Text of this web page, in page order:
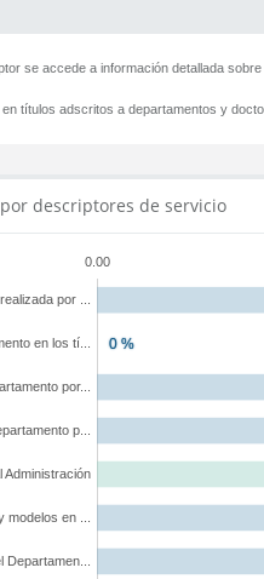
se accede a información detallada sobre
títulos adscritos a departamentos y
descriptores de servicio
0.00
en ...
Administración
p...
por...
en los tí...
por ...